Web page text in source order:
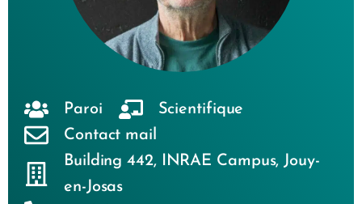
Paroi
Scientifique
Contact mail
Building 442, INRAE Campus,Jouy-
en-Josas